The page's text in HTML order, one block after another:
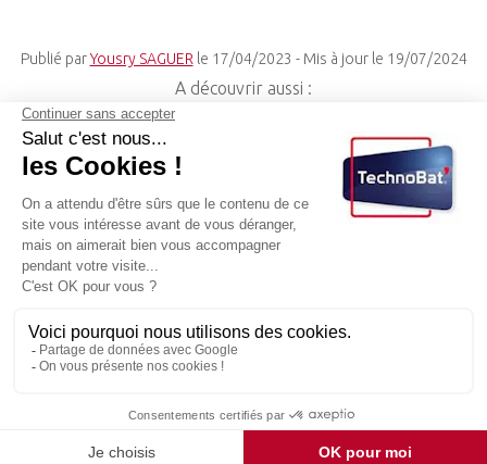
Publié parYousry SAGUER le 17/04/2023 - Mis à jour le 19/07/2024
A découvrir aussi :
Comparaison pompes à chaleur / chauffage traditionnel
Actualité : tous les bienfaits de la climatisation
AUBERVILLIERS - 09 70 16 83 61
contact@technobat-maintenance.fr
Mentions légales et confidentialité Admin
N° Siret : 979 993 102 00016